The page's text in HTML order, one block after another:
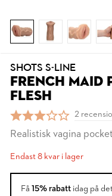
SHOTS S-LINE
FRENCH MAID
FLESH
2
Realistisk vagina
Endast 8 kvar i lager
Få 15% rabatt idag på